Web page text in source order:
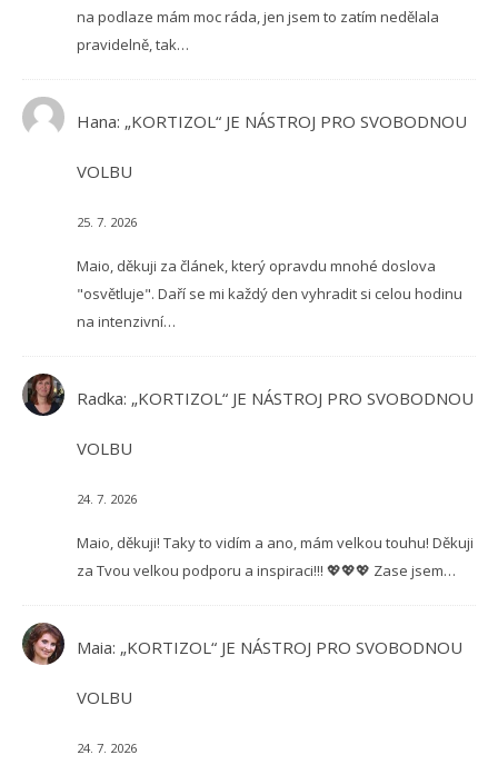
na podlaze mám moc ráda, jen jsem to zatím nedělala
pravidelně, tak…
Hana: „KORTIZOL“ JE NÁSTROJ PRO SVOBODNOU
VOLBU
25. 7. 2026
Maio, děkuji za článek, který opravdu mnohé doslova
"osvětluje". Daří se mi každý den vyhradit si celou hodinu
na intenzivní…
Radka: „KORTIZOL“ JE NÁSTROJ PRO SVOBODNOU
VOLBU
24. 7. 2026
Maio, děkuji! Taky to vidím a ano, mám velkou touhu! Děkuji
za Tvou velkou podporu a inspiraci!!! 💖💖💖 Zase jsem…
Maia: „KORTIZOL“ JE NÁSTROJ PRO SVOBODNOU
VOLBU
24. 7. 2026